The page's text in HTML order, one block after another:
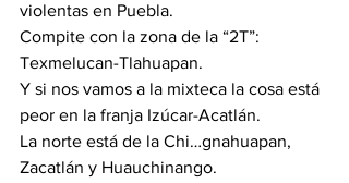
violentas en Puebla.
Compite con la zona de la “2T”:
Texmelucan-Tlahuapan.
Y si nos vamos a la mixteca la cosa está
peor en la franja Izúcar-Acatlán.
La norte está de la Chi…gnahuapan,
Zacatlán y Huauchinango.